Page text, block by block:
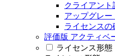
クライアント
アップグレー
ライセンス
評価版 アクティベ
ライセンス形態